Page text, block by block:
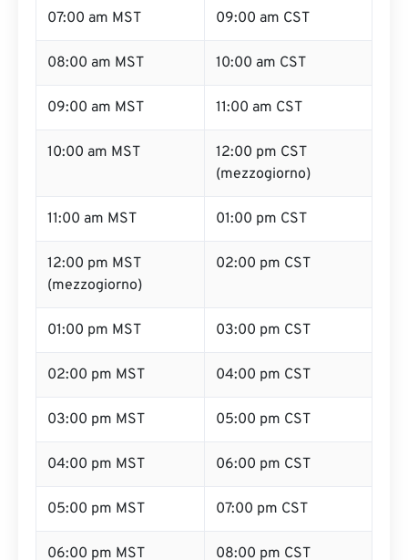
07:00 am MST 09:00 am CST
08:00 am MST 10:00 am CST
09:00 am MST 11:00 am CST
10:00 am MST
12:00 pm CST
(mezzogiorno)
11:00 am MST 01:00 pm CST
12:00 pm MST
(mezzogiorno)
02:00 pm CST
01:00 pm MST 03:00 pm CST
02:00 pm MST 04:00 pm CST
03:00 pm MST 05:00 pm CST
04:00 pm MST 06:00 pm CST
05:00 pm MST 07:00 pm CST
06:00 pm MST 08:00 pm CST